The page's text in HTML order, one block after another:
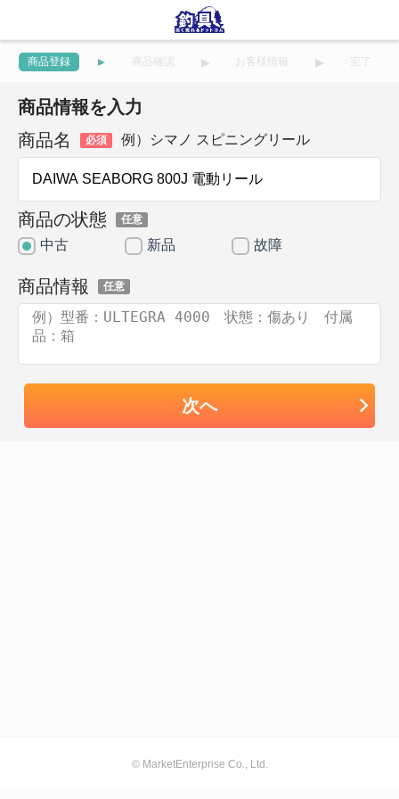
商品登録 商品確認 お客様情報 完了
商品情報を入力
商品名
必須 例）シマノ スピニングリール
商品の状態 任意
中古 新品 故障
商品情報 任意
次へ
© MarketEnterprise Co., Ltd.